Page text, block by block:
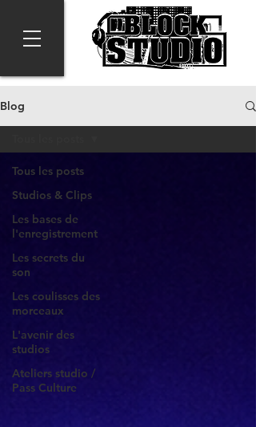
Blog
Tous les posts
Studios & Clips
Les bases de
l'enregistrement
Les secrets du
son
Les coulisses des
morceaux
L'avenir des
studios
Ateliers studio /
Pass Culture